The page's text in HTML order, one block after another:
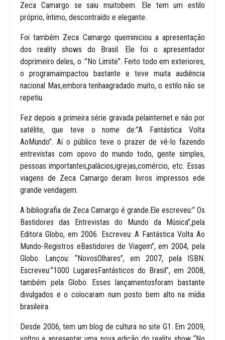
Zeca Camargo se saiu muitobem. Ele tem um estilo
próprio, íntimo, descontraído e elegante.
Foi também Zeca Camargo queminiciou a apresentação
dos reality shows do Brasil. Ele foi o apresentador
doprimeiro deles, o :”No Limite”. Feito todo em exteriores,
o programaimpactou bastante e teve muita audiência
nacional Mas,embora tenhaagradado muito, o estilo não se
repetiu.
Fez depois a primeira série gravada pelainternet e não por
satélite, que teve o nome de:”A Fantástica Volta
AoMundo”. Aí o público teve o prazer de vê-lo fazendo
entrevistas com opovo do mundo todo, gente simples,
pessoas importantes,palácios,igrejas,comércio, etc. Essas
viagens de Zeca Camargo deram livros impressos ede
grande vendagem.
A bibliografia de Zeca Camargo é grande.Ele escreveu:” Os
Bastidores das Entrevistas do Mundo da Música”,pela
Editora Globo, em 2006. Escreveu: A Fantástica Volta Ao
Mundo-Registros eBastidores de Viagem”, em 2004, pela
Globo. Lançou: “NovosOlhares”, em 2007, pela ISBN.
Escreveu:”1000 LugaresFantásticos do Brasil”, em 2008,
também pela Globo. Esses lançamentosforam bastante
divulgados e o colocaram num posto bem alto na mídia
brasileira.
Desde 2006, tem um blog de cultura no site G1. Em 2009,